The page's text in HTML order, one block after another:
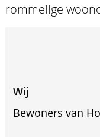
rommelige
Wij
Bewoners van